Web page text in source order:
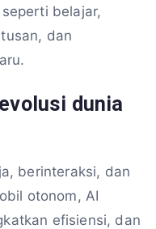
belajar,
dan
dunia
berinteraksi, dan
otonom, AI
efisiensi, dan